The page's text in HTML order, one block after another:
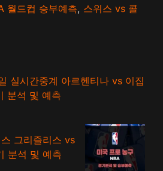
월드컵 승부예측, 스위스 vs 콜
실시간중계 아르헨티나 vs 이집
분석 및 예측
그리즐리스 vs
분석 및 예측